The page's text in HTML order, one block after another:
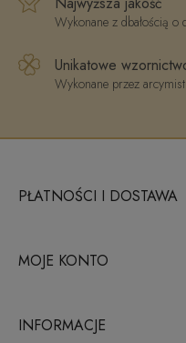
Wykonane z dbałością o
Unikatowe
Wykonane przez
PŁATNOŚCI I DOSTAWA
MOJE KONTO
INFORMACJE